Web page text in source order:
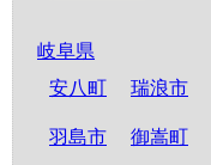
岐阜県
安八町
瑞浪市
羽島市 御嵩町